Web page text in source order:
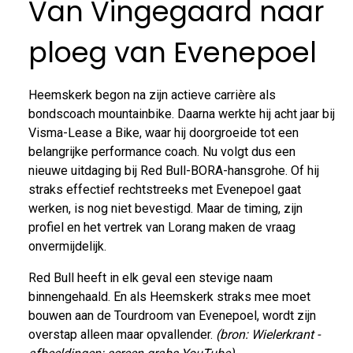
Van Vingegaard naar
ploeg van Evenepoel
Heemskerk begon na zijn actieve carrière als
bondscoach mountainbike. Daarna werkte hij acht jaar bij
Visma-Lease a Bike, waar hij doorgroeide tot een
belangrijke performance coach. Nu volgt dus een
nieuwe uitdaging bij Red Bull-BORA-hansgrohe. Of hij
straks effectief rechtstreeks met Evenepoel gaat
werken, is nog niet bevestigd. Maar de timing, zijn
profiel en het vertrek van Lorang maken de vraag
onvermijdelijk.
Red Bull heeft in elk geval een stevige naam
binnengehaald. En als Heemskerk straks mee moet
bouwen aan de Tourdroom van Evenepoel, wordt zijn
overstap alleen maar opvallender. (bron: Wielerkrant -